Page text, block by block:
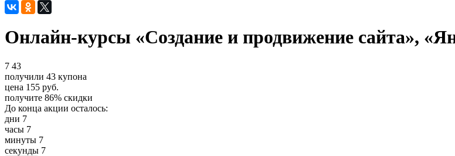
Онлайн-курсы «Создание и продвижение сайта»,
7 43
получили 43 купона
цена 155 руб.
получите 86% скидки
До конца акции осталось:
дни 7
часы 7
минуты 7
секунды 7